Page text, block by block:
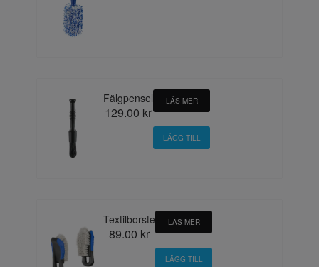
Fälgpensel
129.00 kr
LÄS MER
Textilborste
89.00 kr
LÄS MER